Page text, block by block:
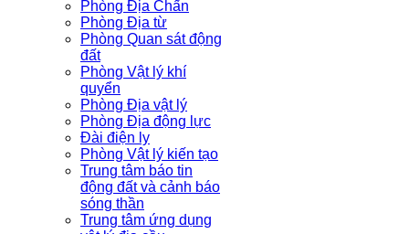
Phòng Địa Chấn
Phòng Địa từ
Phòng Quan sát động
đất
Phòng Vật lý khí
quyển
Phòng Địa vật lý
Phòng Địa động lực
Đài điện ly
Phòng Vật lý kiến tạo
Trung tâm báo tin
động đất và cảnh báo
sóng thần
Trung tâm ứng dụng